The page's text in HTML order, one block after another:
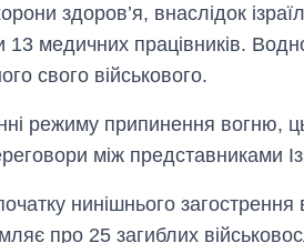
здоров’я, внаслідок
13 медичних працівників.
свого військового.
режиму припинення вогню,
між представниками
нинішнього загострення
про 25 загиблих